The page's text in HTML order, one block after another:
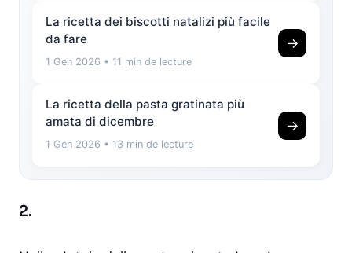
La ricetta dei biscotti natalizi più facile
da fare
1 Gen 2026 • 11 min de lecture
→
La ricetta della pasta gratinata più
amata di dicembre
1 Gen 2026 • 13 min de lecture
→
2.